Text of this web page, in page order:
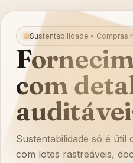
Sustentabilidade • Compras
com
Sustentabilidade só é
com lotes rastreáveis,